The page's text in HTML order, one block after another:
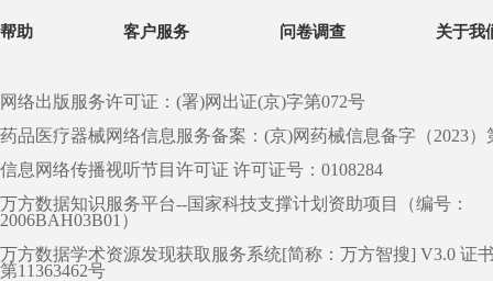
帮助 客户服务 问卷调查 关于我
网络出版服务许可证：(署)网出证(京)字第072号
药品医疗器械网络信息服务备案：(京)网药械信息备字（2023）
信息网络传播视听节目许可证 许可证号：0108284
万方数据知识服务平台--国家科技支撑计划资助项目（编号：
2006BAH03B01）
万方数据学术资源发现获取服务系统[简称：万方智搜] V3.0 证
第11363462号